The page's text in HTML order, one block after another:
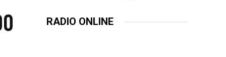
RADIO ONLINE